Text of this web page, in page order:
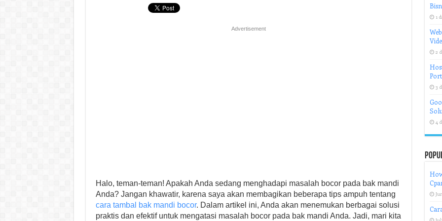
Advertisement
Halo, teman-teman! Apakah Anda sedang menghadapi masalah bocor pada bak mandi
Anda? Jangan khawatir, karena saya akan membagikan beberapa tips ampuh tentang
cara tambal bak mandi bocor. Dalam artikel ini, Anda akan menemukan berbagai solusi
praktis dan efektif untuk mengatasi masalah bocor pada bak mandi Anda. Jadi, mari kita
1
2
3
4